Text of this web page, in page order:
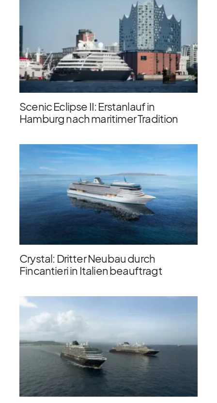
Scenic Eclipse II: Erstanlauf in
Hamburg nach maritimer Tradition
Crystal: Dritter Neubau durch
Fincantieri in Italien beauftragt